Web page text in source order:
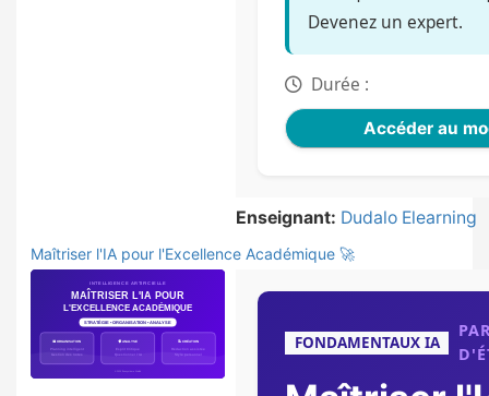
Devenez un expert.
Durée :
Accéder au
Enseignant: Dudalo Elearning
Maîtriser l'IA pour l'Excellence Académique 🚀
FONDAMENTAUX IA